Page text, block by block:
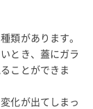
類があります。
とき、蓋にガラ
ことができま
化が出てしまっ